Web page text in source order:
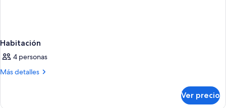
Habitación
4 personas
Más detalles
Más
Ver precio